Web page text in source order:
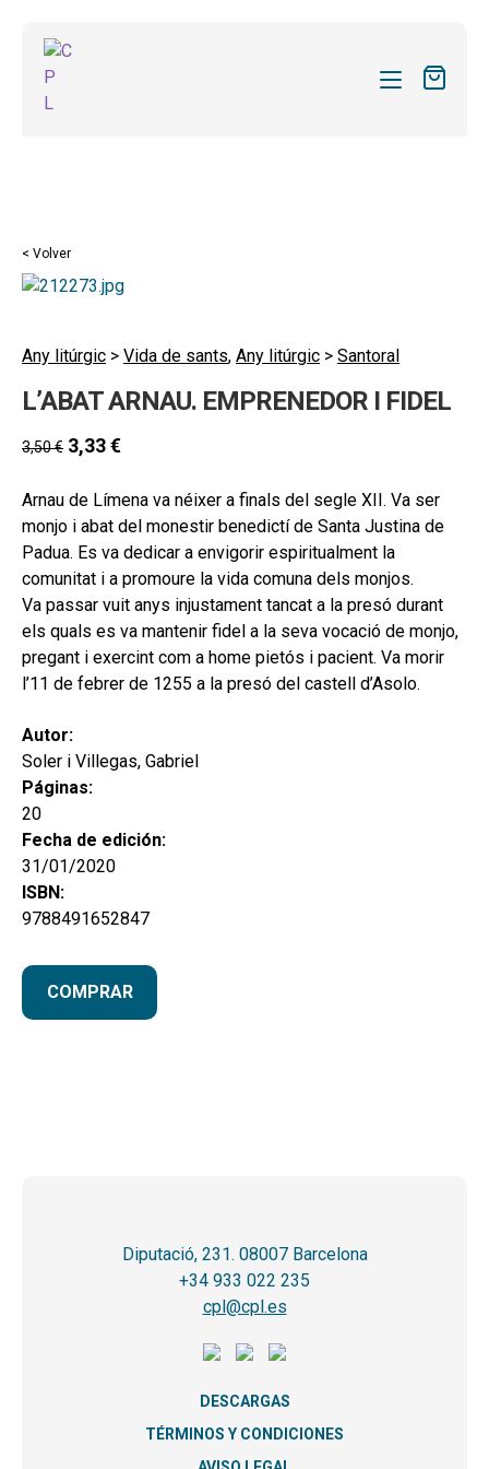
REVISTAS
FORMAS
hijo
el
hijo
MI CUENTA
BUSCAR
ESP
< Volver
Any litúrgic > Vida de sants, Any litúrgic > Santoral
L’ABAT ARNAU. EMPRENEDOR I FIDEL
3,50€ 3,33€
Arnau de Límena va néixer a finals del segle XII. Va ser
monjo i abat del monestir benedictí de Santa Justina de
Padua. Es va dedicar a envigorir espiritualment la
comunitat i a promoure la vida comuna dels monjos.
Va passar vuit anys injustament tancat a la presó durant
els quals es va mantenir fidel a la seva vocació de monjo,
pregant i exercint com a home pietós i pacient. Va morir
l’11 de febrer de 1255 a la presó del castell d’Asolo.
Autor:
Soler i Villegas, Gabriel
Páginas:
20
Fecha de edición:
31/01/2020
ISBN:
9788491652847
COMPRAR
Diputació, 231. 08007 Barcelona
+34 933 022 235
cpl@cpl.es
DESCARGAS
TÉRMINOS Y CONDICIONES